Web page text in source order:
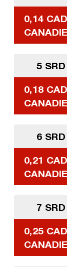
0,14
5
0,18
6
0,21
7
0,25